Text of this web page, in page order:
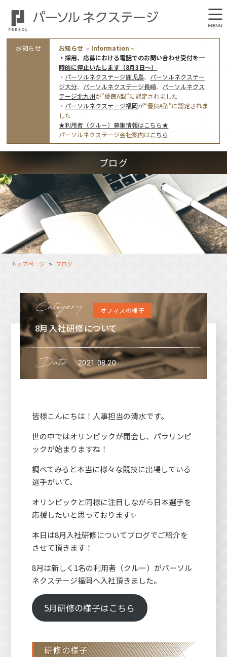
オフィス案内・アクセス
アクセストップ
東京オフィス
福岡オフィス
鹿児島オフィス
大分オフィス
長崎オフィス
福岡コネクトオフィス
松山オフィス
広島オフィス
高松オフィス
事業モデルと仕事内容
ワークスタイル
指定就労継続支援Ａ型事業所にかかる情報公表
採用情報トップ
利用者（クルー）募集
支援スタッフ（タレント） 募集
利用者（クルー）データ
お知らせ
お知らせ – Information –
・採用、応募における電話でのお問い合わせ受付を一
時的に停止いたします（8月3日～）
・ パーソルネクステージ鹿児島、 パーソルネクステー
ジ大分、 パーソルネクステージ長崎、 パーソルネクス
テージ北九州が”優良A型”に認定されました
・ パーソルネクステージ福岡が“優良A型”に認定されま
した
★利用者（クルー）募集情報はこちら★
パーソルネクステージ会社案内はこちら
ブログ
トップページ ブログ
オフィスの様子
8月入社研修について
2021.08.20
皆様こんにちは！人事担当の清水です。
世の中ではオリンピックが閉会し、パラリンピ
ックが始まりますね！
調べてみると本当に様々な競技に出場している
選手がいて、
オリンピックと同様に注目しながら日本選手を
応援したいと思っております✨
本日は8月入社研修についてブログでご紹介を
させて頂きます！
8月は新しく1名の利用者（クルー）がパーソル
ネクステージ福岡へ入社頂きました。
5月研修の様子はこちら
研修の様子